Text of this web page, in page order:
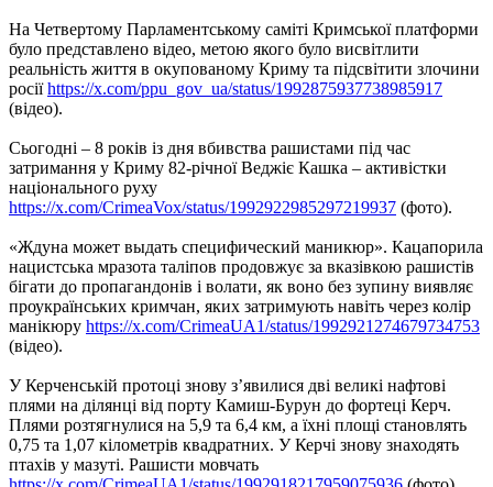
На Четвертому Парламентському саміті Кримської платформи
було представлено відео, метою якого було висвітлити
реальність життя в окупованому Криму та підсвітити злочини
росіїhttps://x.com/ppu_gov_ua/status/1992875937738985917
(відео).
Сьогодні – 8 років із дня вбивства рашистами під час
затримання у Криму 82-річної Веджіє Кашка – активістки
національного руху
https://x.com/CrimeaVox/status/1992922985297219937 (фото).
«Ждуна может выдать специфический маникюр». Кацапорила
нацистська мразота таліпов продовжує за вказівкою рашистів
бігати до пропагандонів і волати, як воно без зупину виявляє
проукраїнських кримчан, яких затримують навіть через колір
манікюру https://x.com/CrimeaUA1/status/1992921274679734753
(відео).
У Керченській протоці знову з’явилися дві великі нафтові
плями на ділянці від порту Камиш-Бурун до фортеці Керч.
Плями розтягнулися на 5,9 та 6,4 км, а їхні площі становлять
0,75 та 1,07 кілометрів квадратних. У Керчі знову знаходять
птахів у мазуті. Рашисти мовчать